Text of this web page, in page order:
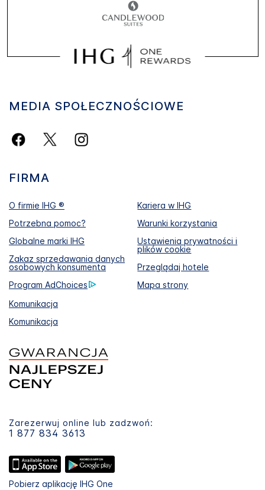
MEDIA SPOŁECZNOŚCIOWE
FIRMA
O firmie IHG ®
Kariera w IHG
Potrzebna pomoc?
Warunki korzystania
Globalne marki IHG
Ustawienia prywatności i
plików cookie
Zakaz sprzedawania danych
osobowych konsumenta
Przeglądaj hotele
Program AdChoices
Mapa strony
Komunikacja
Komunikacja
Zarezerwuj online lub zadzwoń:
1 877 834 3613
Pobierz aplikację IHG One